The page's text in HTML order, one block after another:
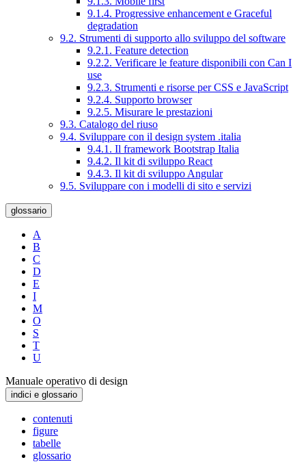
9.1.4. Progressive enhancement e Graceful
degradation
9.2. Strumenti di supporto allo sviluppo del software
9.2.1. Feature detection
9.2.2. Verificare le feature disponibili con Can I
use
9.2.3. Strumenti e risorse per CSS e JavaScript
9.2.4. Supporto browser
9.2.5. Misurare le prestazioni
9.3. Catalogo del riuso
9.4. Sviluppare con il design system .italia
9.4.1. Il framework Bootstrap Italia
9.4.2. Il kit di sviluppo React
9.4.3. Il kit di sviluppo Angular
9.5. Sviluppare con i modelli di sito e servizi
glossario
A
B
C
D
E
I
M
O
S
T
U
Manuale operativo di design
indici e glossario
contenuti
figure
tabelle
glossario